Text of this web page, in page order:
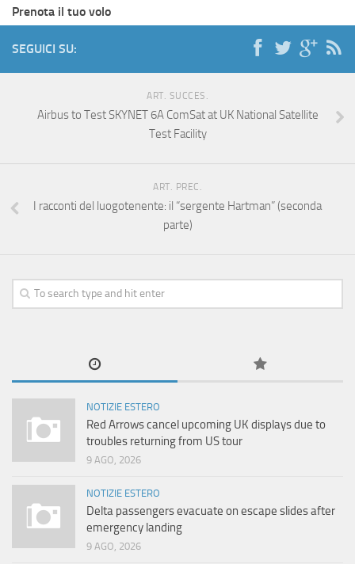
Prenota il tuo volo
SEGUICI SU:
ART. SUCCES.
Airbus to Test SKYNET 6A ComSat at UK National Satellite
Test Facility
ART. PREC.
I racconti del luogotenente: il “sergente Hartman” (seconda
parte)
NOTIZIE ESTERO
Red Arrows cancel upcoming UK displays due to
troubles returning from US tour
9 AGO, 2026
NOTIZIE ESTERO
Delta passengers evacuate on escape slides after
emergency landing
9 AGO, 2026